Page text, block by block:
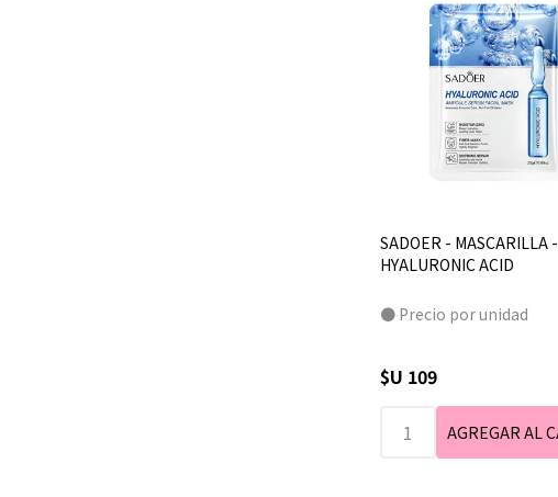
SADOER - MASCARILLA -
HYALURONIC ACID
● Precio por unidad
$U 109